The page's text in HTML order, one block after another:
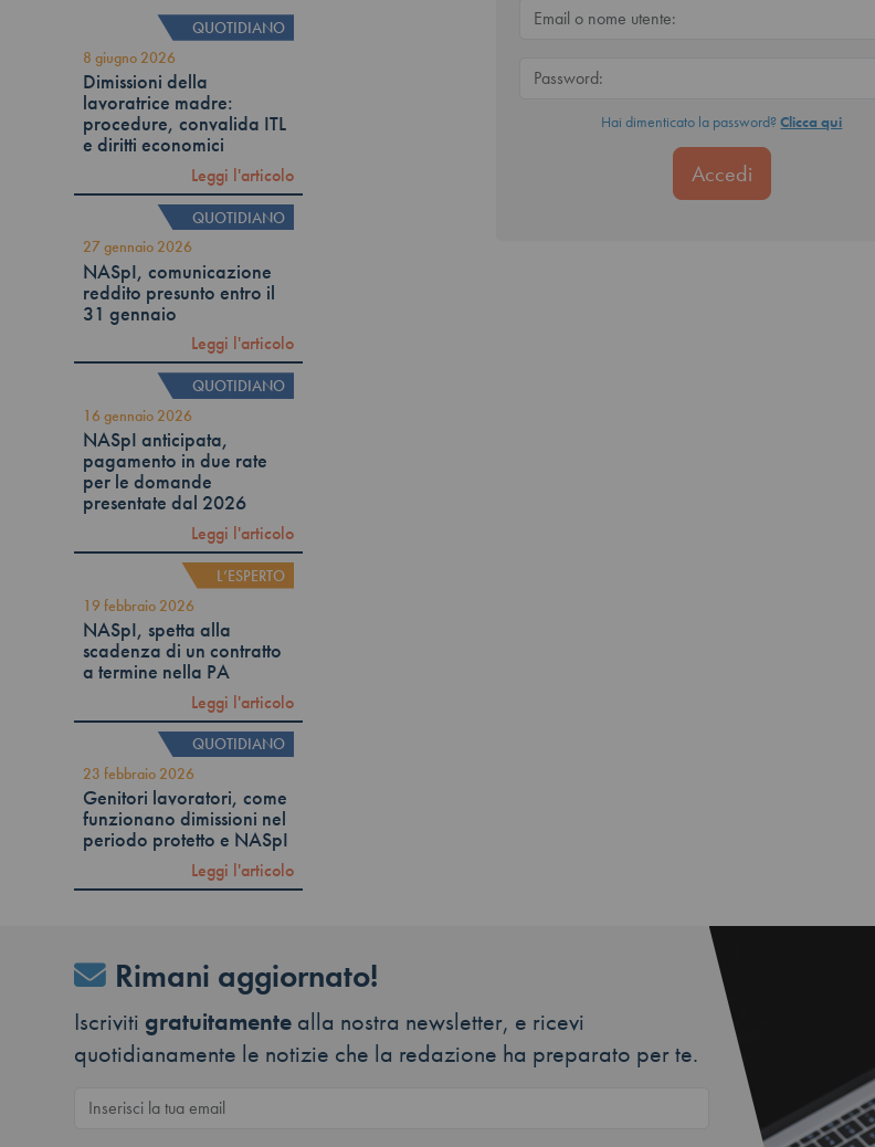
QUOTIDIANO
8 giugno 2026
Dimissioni della
lavoratrice madre:
procedure, convalida ITL
e diritti economici
Leggi l'articolo
QUOTIDIANO
27 gennaio 2026
NASpI, comunicazione
reddito presunto entro il
31 gennaio
Leggi l'articolo
QUOTIDIANO
16 gennaio 2026
NASpI anticipata,
pagamento in due rate
per le domande
presentate dal 2026
Leggi l'articolo
L’ESPERTO
19 febbraio 2026
NASpI, spetta alla
scadenza di un contratto
a termine nella PA
Leggi l'articolo
QUOTIDIANO
23 febbraio 2026
Genitori lavoratori, come
funzionano dimissioni nel
periodo protetto e NASpI
Leggi l'articolo
Hai dimenticato la password?Clicca qui
Rimani aggiornato!
Iscriviti gratuitamente alla nostra newsletter, e ricevi
quotidianamente le notizie che la redazione ha preparato per te.